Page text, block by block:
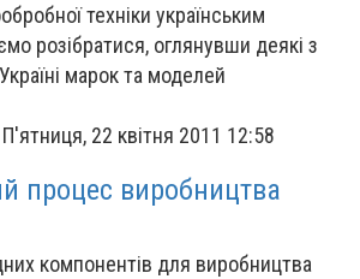
техніки українським
розібратися, оглянувши деякі з
марок та моделей
П'ятниця, 22 квітня 2011 12:58
процес виробництва
компонентів для виробництва